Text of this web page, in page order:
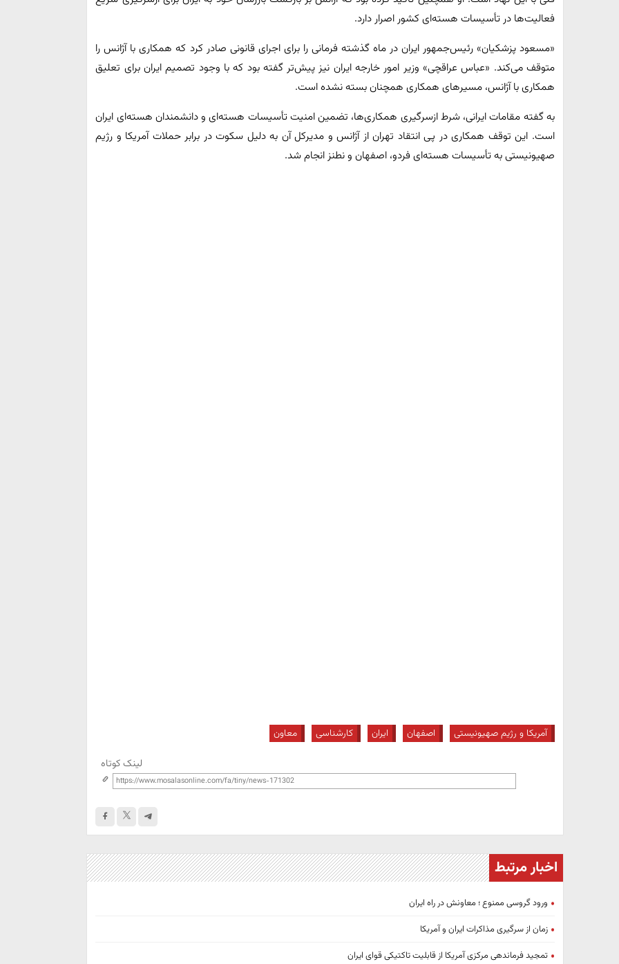
فعالیت‌ها در تأسیسات هسته‌ای کشور اصرار دارد.
«مسعود پزشکیان» رئیس‌جمهور ایران در ماه گذشته فرمانی را برای اجرای قانونی صادر کرد که همکاری با آژانس را
متوقف می‌کند. «عباس عراقچی» وزیر امور خارجه ایران نیز پیش‌تر گفته بود که با وجود تصمیم ایران برای تعلیق
همکاری با آژانس، مسیرهای همکاری همچنان بسته نشده است.
به گفته مقامات ایرانی، شرط ازسرگیری همکاری‌ها، تضمین امنیت تأسیسات هسته‌ای و دانشمندان هسته‌ای ایران
است. این توقف همکاری در پی انتقاد تهران از آژانس و مدیرکل آن به دلیل سکوت در برابر حملات آمریکا و رژیم
صهیونیستی به تأسیسات هسته‌ای فردو، اصفهان و نطنز انجام شد.
آمریکا و رژیم صهیونیستی اصفهان ایران کارشناسی معاون
لینک کوتاه
اخبار مرتبط
ورود گروسی ممنوع ؛ معاونش در راه ایران
زمان از سرگیری مذاکرات ایران و آمریکا
تمجید فرماندهی مرکزی آمریکا از قابلیت تاکتیکی قوای ایران